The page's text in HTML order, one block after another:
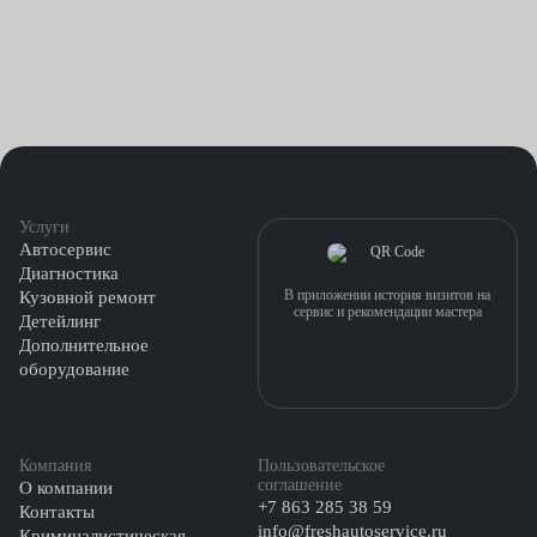
Услуги
Автосервис
Диагностика
Кузовной ремонт
Детейлинг
Дополнительное
оборудование
Компания
О компании
Контакты
Пользовательское
соглашение
+7 863 285 38 59
info@freshautoservice.ru
В приложении история визитов на
сервис и рекомендации мастера